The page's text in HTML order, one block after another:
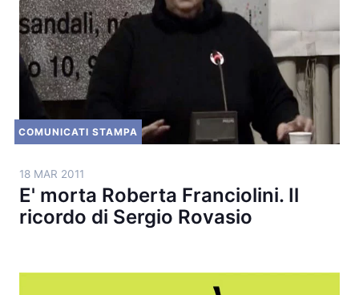
COMUNICATI STAMPA
18 MAR 2011
E' morta Roberta Franciolini. Il
ricordo di Sergio Rovasio